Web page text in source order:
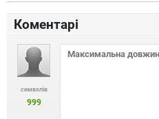
Коментарі
символів
999